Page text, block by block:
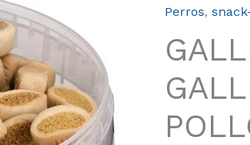
Perros,